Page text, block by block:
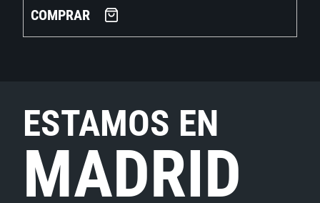
COMPRAR
ESTAMOS EN
MADRID